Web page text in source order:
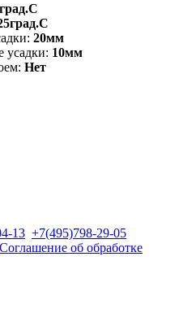
20мм
усадки: 10мм
Нет
13 +7(495)798-29-05
Соглашение об обработке